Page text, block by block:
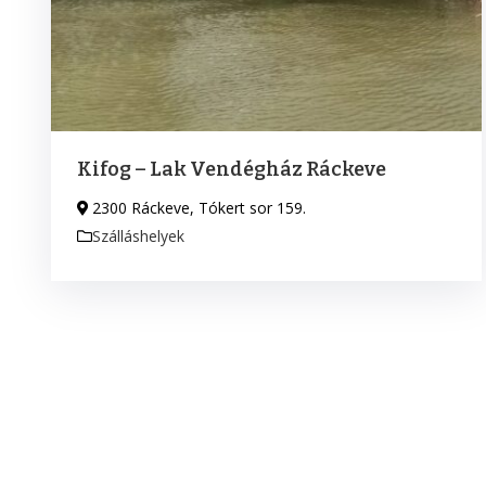
Kifog – Lak Vendégház Ráckeve
2300 Ráckeve, Tókert sor 159.
Szálláshelyek